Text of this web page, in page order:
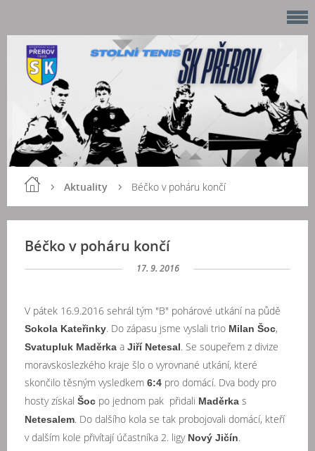
Aktuality Béčko v poháru končí
Béčko v poháru končí
17. 9. 2016
V pátek 16.9.2016 sehrál tým "B" pohárové utkání na půdě
Sokola Kateřinky. Do zápasu jsme vyslali trio Milan Šoc,
Svatupluk Maděrka a Jiří Netesal. Se soupeřem z divize
moravskoslezkého kraje šlo o vyrovnané utkání, které
skončilo těsným vysledkem 6:4 pro domácí. Dva body pro
hosty získal Šoc po jednom pak přidali Maděrka s
Netesalem. Do dalšího kola se tak probojovali domácí, kteří
v dalším kole přivítají účastníka 2. ligy Nový Jičín.